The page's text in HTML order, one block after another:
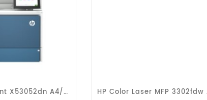
HP LaserJet Ent X53052dn A4/50ppm/dp/r-U/G1a